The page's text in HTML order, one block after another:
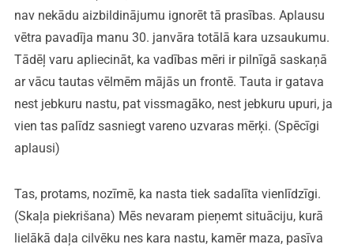
nav nekādu aizbildinājumu ignorēt tā prasības. Aplausu
vētra pavadīja manu 30. janvāra totālā kara uzsaukumu.
Tādēļ varu apliecināt, ka vadības mēri ir pilnīgā saskaņā
ar vācu tautas vēlmēm mājās un frontē. Tauta ir gatava
nest jebkuru nastu, pat vissmagāko, nest jebkuru upuri, ja
vien tas palīdz sasniegt vareno uzvaras mērķi. (Spēcīgi
aplausi)
Tas, protams, nozīmē, ka nasta tiek sadalīta vienlīdzīgi.
(Skaļa piekrišana) Mēs nevaram pieņemt situāciju, kurā
lielākā daļa cilvēku nes kara nastu, kamēr maza, pasīva